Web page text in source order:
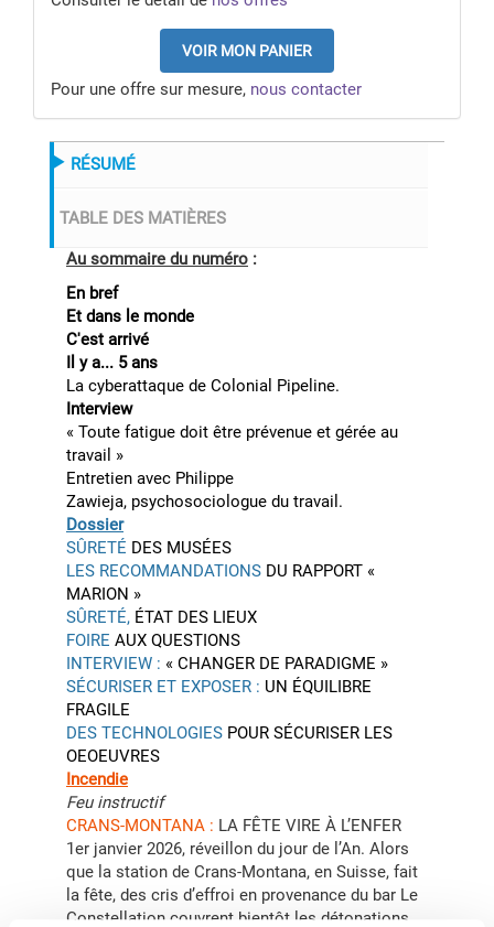
VOIR MON PANIER
Pour une offre sur mesure, nous contacter
RÉSUMÉ
TABLE DES MATIÈRES
Au sommaire du numéro :
En bref
Et dans le monde
C'est arrivé
Il y a... 5 ans
La cyberattaque de Colonial Pipeline.
Interview
« Toute fatigue doit être prévenue et gérée au
travail »
Entretien avec Philippe
Zawieja, psychosociologue du travail.
Dossier
SÛRETÉ DES MUSÉES
LES RECOMMANDATIONS DU RAPPORT «
MARION »
SÛRETÉ, ÉTAT DES LIEUX
FOIRE AUX QUESTIONS
INTERVIEW : « CHANGER DE PARADIGME »
SÉCURISER ET EXPOSER : UN ÉQUILIBRE
FRAGILE
DES TECHNOLOGIES POUR SÉCURISER LES
OEOEUVRES
Incendie
Feu instructif
CRANS-MONTANA : LA FÊTE VIRE À L’ENFER
1er janvier 2026, réveillon du jour de l’An. Alors
que la station de Crans-Montana, en Suisse, fait
la fête, des cris d’effroi en provenance du bar Le
Constellation couvrent bientôt les détonations